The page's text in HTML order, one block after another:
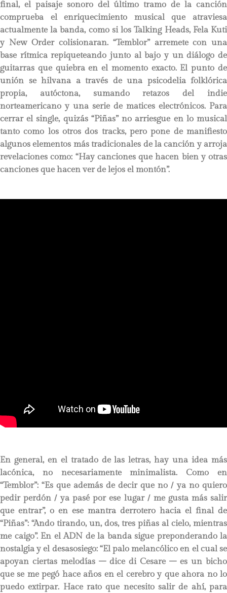
final, el paisaje sonoro del último tramo de la canción
comprueba el enriquecimiento musical que atraviesa
actualmente la banda, como si los Talking Heads, Fela Kuti
y New Order colisionaran. “Temblor” arremete con una
base rítmica repiqueteando junto al bajo y un diálogo de
guitarras que quiebra en el momento exacto. El punto de
unión se hilvana a través de una psicodelia folklórica
propia, autóctona, sumando retazos del indie
norteamericano y una serie de matices electrónicos. Para
cerrar el single, quizás “Piñas” no arriesgue en lo musical
tanto como los otros dos tracks, pero pone de manifiesto
algunos elementos más tradicionales de la canción y arroja
revelaciones como: “Hay canciones que hacen bien y otras
canciones que hacen ver de lejos el montón”.
En general, en el tratado de las letras, hay una idea más
lacónica, no necesariamente minimalista. Como en
“Temblor”: “Es que además de decir que no / ya no quiero
pedir perdón / ya pasé por ese lugar / me gusta más salir
que entrar”, o en ese mantra derrotero hacia el final de
“Piñas”: “Ando tirando, un, dos, tres piñas al cielo, mientras
me caigo”. En el ADN de la banda sigue preponderando la
nostalgia y el desasosiego: “El palo melancólico en el cual se
apoyan ciertas melodías – dice di Cesare – es un bicho
que se me pegó hace años en el cerebro y que ahora no lo
puedo extirpar. Hace rato que necesito salir de ahí, para